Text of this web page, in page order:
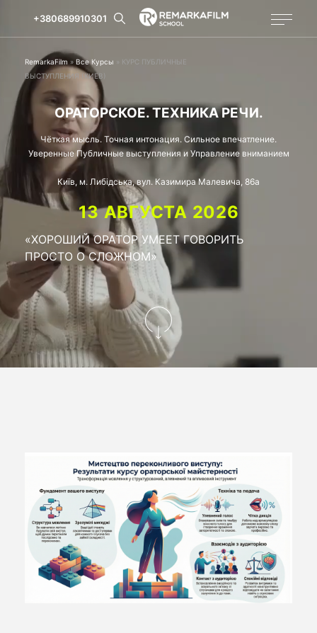
+380689910301
RemarkaFilm » Все Курсы
КУРС ПУБЛИЧНЫЕ
ВЫСТУПЛЕНИЯ (КИЕВ)
ОРАТОРСКОЕ. ТЕХНИКА РЕЧИ.
Чёткая мысль. Точная интонация. Сильное впечатление.
Уверенные Публичные выступления и Управление вниманием
Київ, м. Либідська, вул. Казимира Малевича, 86а
13 АВГУСТА 2026
«ХОРОШИЙ ОРАТОР УМЕЕТ ГОВОРИТЬ
ПРОСТО О СЛОЖНОМ»